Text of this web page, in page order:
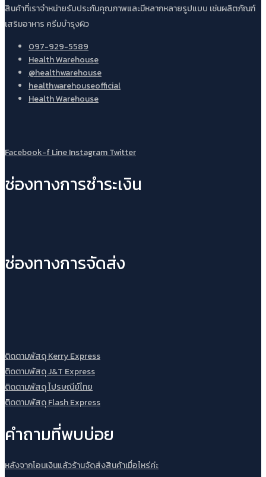
สินค้าที่เราจำหน่ายรับประกันคุณภาพและมีหลากหลายรูปแบบ เช่นผลิตภัณฑ์
เสริมอาหาร ครีมบำรุงผิว
097-929-5589
Health Warehouse
@healthwarehouse
healthwarehouseofficial
Health Warehouse
Facebook-fLineInstagramTwitter
ช่องทางการชำระเงิน
ช่องทางการจัดส่ง
ติดตามพัสดุ Kerry Express
ติดตามพัสดุ J&T Express
ติดตามพัสดุ ไปรษณีย์ไทย
ติดตามพัสดุ Flash Express
คำถามที่พบบ่อย
หลังจากโอนเงินแล้วร้านจัดส่งสินค้าเมื่อไหร่ค่ะ